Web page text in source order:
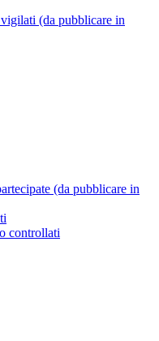
(da pubblicare in
(da pubblicare in
controllati